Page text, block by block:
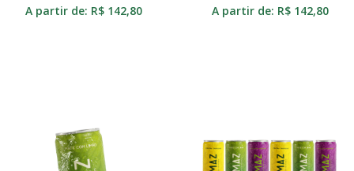
A partir de: R$ 142,80 A partir de: R$142,80